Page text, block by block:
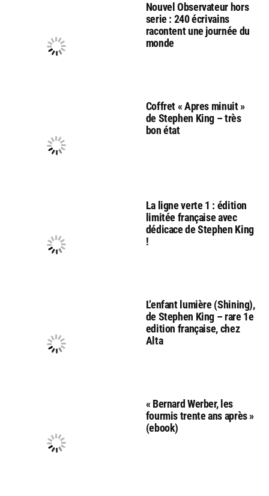
Nouvel Observateur hors
serie : 240 écrivains
racontent une journée du
monde
Coffret « Apres minuit »
de Stephen King – très
bon état
La ligne verte 1 : édition
limitée française avec
dédicace de Stephen King
!
L’enfant lumière (Shining),
de Stephen King – rare 1e
edition française, chez
Alta
« Bernard Werber, les
fourmis trente ans après »
(ebook)